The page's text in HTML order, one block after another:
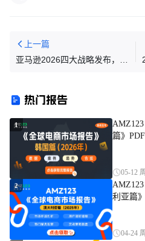
上一篇
亚马逊2026四大战略发布，我
热门报告
1
篇》
05-12
2
利亚篇
04-24